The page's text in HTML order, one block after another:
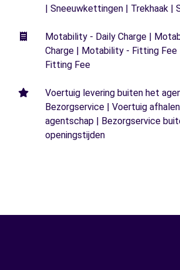
| Sneeuwkettingen | Trekhaak |
Motability - Daily Charge |
Charge | Motability - Fitting
Fitting Fee
Voertuig levering buiten het
Bezorgservice | Voertuig
agentschap | Bezorgservice
openingstijden